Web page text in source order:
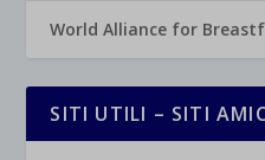
World Alliance for
SITI UTILI – SITI